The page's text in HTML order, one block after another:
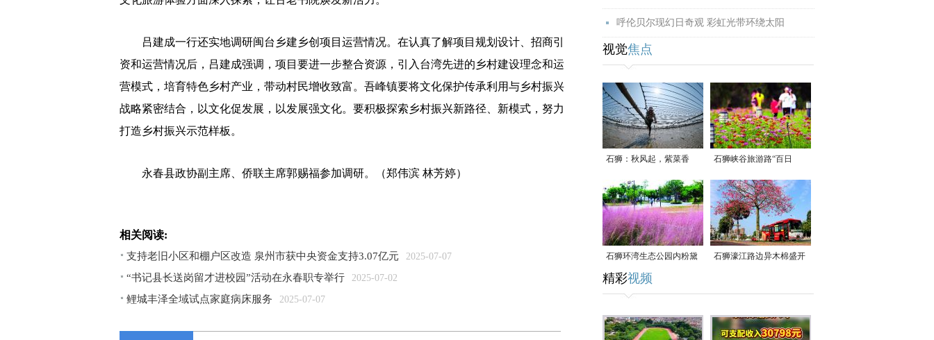
吕建成一行还实地调研闽台乡建乡创项目运营情况。在认真了解项目规划设计、招商引
资和运营情况后，吕建成强调，项目要进一步整合资源，引入台湾先进的乡村建设理念和运
营模式，培育特色乡村产业，带动村民增收致富。吾峰镇要将文化保护传承利用与乡村振兴
战略紧密结合，以文化促发展，以发展强文化。要积极探索乡村振兴新路径、新模式，努力
打造乡村振兴示范样板。
永春县政协副主席、侨联主席郭赐福参加调研。（郑伟滨 林芳婷）
相关阅读:
支持老旧小区和棚户区改造 泉州市获中央资金支持3.07亿元 2025-07-07
“书记县长送岗留才进校园”活动在永春职专举行 2025-07-02
鲤城丰泽全域试点家庭病床服务 2025-07-07
呼伦贝尔现幻日奇观 彩虹光带环绕太阳
视觉焦点
石狮：秋风起，紫菜香 石狮峡谷旅游路“百日
草”争相斗艳
石狮环湾生态公园内粉黛
乱子草盛放
石狮濠江路边异木棉盛开
精彩视频